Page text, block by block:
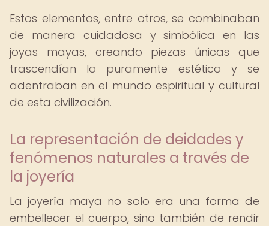
Estos elementos, entre otros, se combinaban
de manera cuidadosa y simbólica en las
joyas mayas, creando piezas únicas que
trascendían lo puramente estético y se
adentraban en el mundo espiritual y cultural
de esta civilización.
La representación de deidades y
fenómenos naturales a través de
la joyería
La joyería maya no solo era una forma de
embellecer el cuerpo, sino también de rendir